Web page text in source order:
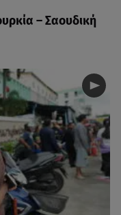
– Σαουδική